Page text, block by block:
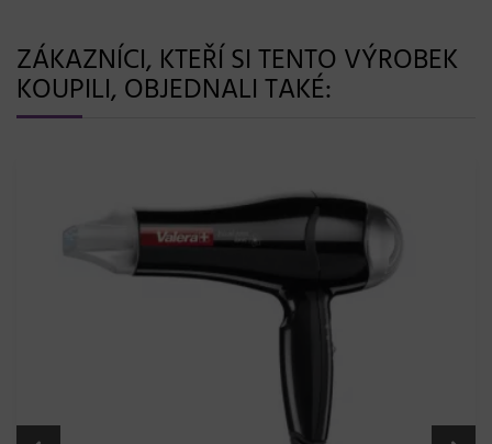
ZÁKAZNÍCI, KTEŘÍ SI TENTO VÝROBEK
KOUPILI, OBJEDNALI TAKÉ: